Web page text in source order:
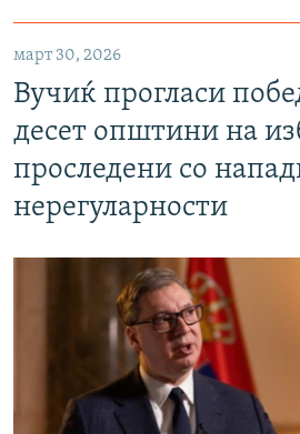
март 30, 2026
Вучиќ прогласи
десет општини на
проследени со
нерегуларности